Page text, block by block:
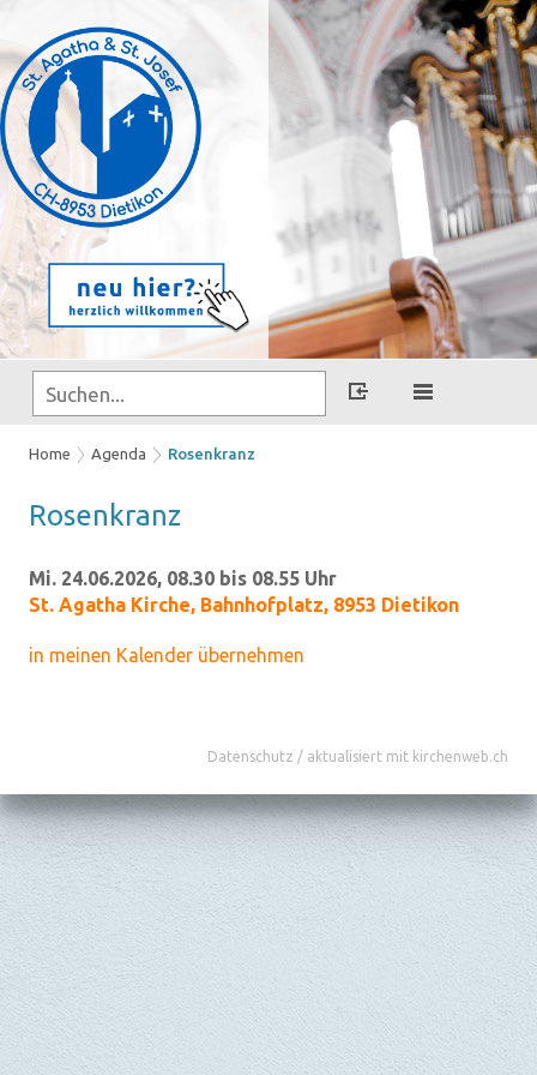
Home Agenda Rosenkranz
Ro­sen­kranz
Mi. 24.06.2026, 08.30 bis 08.55 Uhr
St. Agatha Kirche, Bahnhofplatz, 8953 Dietikon
in meinen Kalender übernehmen
Datenschutz / aktualisiert mit kirchenweb.ch